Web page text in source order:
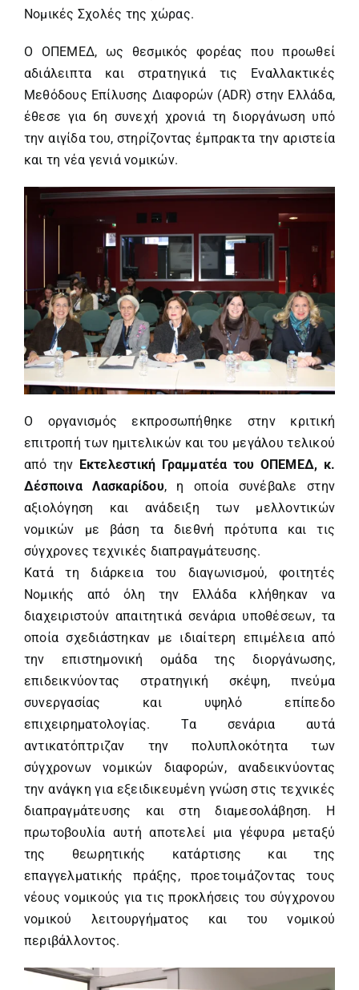
Νομικές Σχολές της χώρας.
Ο ΟΠΕΜΕΔ, ως θεσμικός φορέας που προωθεί
αδιάλειπτα και στρατηγικά τις Εναλλακτικές
Μεθόδους Επίλυσης Διαφορών (ADR) στην Ελλάδα,
έθεσε για 6η συνεχή χρονιά τη διοργάνωση υπό
την αιγίδα του, στηρίζοντας έμπρακτα την αριστεία
και τη νέα γενιά νομικών.
Ο οργανισμός εκπροσωπήθηκε στην κριτική
επιτροπή των ημιτελικών και του μεγάλου τελικού
από την Εκτελεστική Γραμματέα του ΟΠΕΜΕΔ, κ.
Δέσποινα
Λασκαρίδου, η οποία συνέβαλε στην
αξιολόγηση και ανάδειξη των μελλοντικών
νομικών με βάση τα διεθνή πρότυπα και τις
σύγχρονες τεχνικές διαπραγμάτευσης.
Κατά τη διάρκεια του διαγωνισμού, φοιτητές
Νομικής από όλη την Ελλάδα κλήθηκαν να
διαχειριστούν απαιτητικά σενάρια υποθέσεων, τα
οποία σχεδιάστηκαν με ιδιαίτερη επιμέλεια από
την επιστημονική ομάδα της διοργάνωσης,
επιδεικνύοντας στρατηγική σκέψη, πνεύμα
συνεργασίας και υψηλό επίπεδο
επιχειρηματολογίας. Τα σενάρια αυτά
αντικατόπτριζαν την πολυπλοκότητα των
σύγχρονων νομικών διαφορών, αναδεικνύοντας
την ανάγκη για εξειδικευμένη γνώση στις τεχνικές
διαπραγμάτευσης και στη διαμεσολάβηση. Η
πρωτοβουλία αυτή αποτελεί μια γέφυρα μεταξύ
της θεωρητικής κατάρτισης και της
επαγγελματικής πράξης, προετοιμάζοντας τους
νέους νομικούς για τις προκλήσεις του σύγχρονου
νομικού λειτουργήματος και του νομικού
περιβάλλοντος.